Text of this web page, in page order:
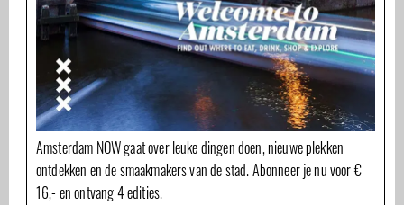
Amsterdam NOW gaat over leuke dingen doen, nieuwe plekken
ontdekken en de smaakmakers van de stad. Abonneer je nu voor €
16,- en ontvang 4 edities.